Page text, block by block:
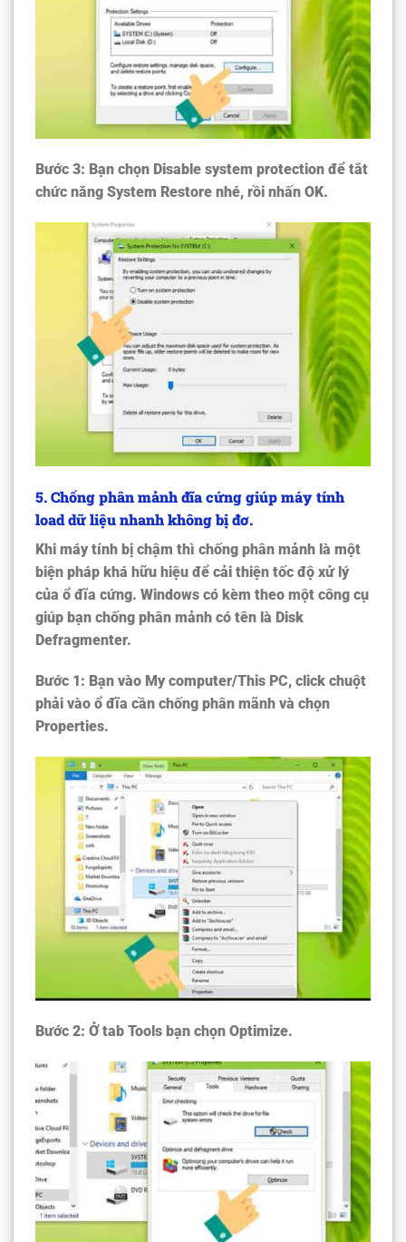
Bước 3: Bạn chọn Disable system protection để tắt
chức năng System Restore nhé, rồi nhấn OK.
5. Chống phân mảnh đĩa cứng giúp máy tính
load dữ liệu nhanh không bị đơ.
Khi máy tính bị chậm thì chống phân mảnh là một
biện pháp khá hữu hiệu để cải thiện tốc độ xử lý
của ổ đĩa cứng. Windows có kèm theo một công cụ
giúp bạn chống phân mảnh có tên là Disk
Defragmenter.
Bước 1: Bạn vào My computer/This PC, click chuột
phải vào ổ đĩa cần chống phân mãnh và chọn
Properties.
Bước 2: Ở tab Tools bạn chọn Optimize.